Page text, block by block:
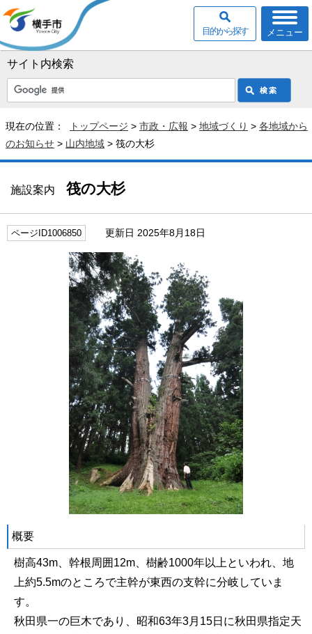
サイト内検索
メニュー
目的から探す
現在の位置： トップページ > 市政・広報 > 地域づくり > 各地域から
のお知らせ > 山内地域 > 筏の大杉
施設案内 筏の大杉
ページID1006850 更新日 2025年8月18日
概要
樹高43m、幹根周囲12m、樹齢1000年以上といわれ、地
上約5.5mのところで主幹が東西の支幹に分岐していま
す。
秋田県一の巨木であり、昭和63年3月15日に秋田県指定天